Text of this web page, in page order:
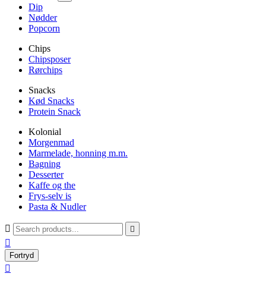
Dip
Nødder
Popcorn
Chips
Chipsposer
Rørchips
Snacks
Kød Snacks
Protein Snack
Kolonial
Morgenmad
Marmelade, honning m.m.
Bagning
Desserter
Kaffe og the
Frys-selv is
Pasta & Nudler
 

Fortryd
